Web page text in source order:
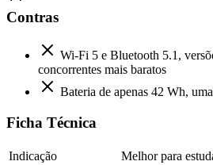
Contras
Wi-Fi 5 e Bluetooth 5.1,
concorrentes mais baratos
Bateria de apenas 42 Wh,
Ficha Técnica
Indicação
Melhor para